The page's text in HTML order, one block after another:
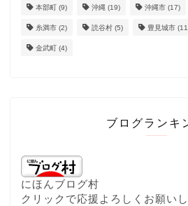
本部町 (9) 沖縄 (19) 沖縄市 (17)
糸満市 (2) 読谷村 (5) 豊見城市
金武町 (4)
ブログランキ
にほんブログ村
クリックで応援よろしくお願いし